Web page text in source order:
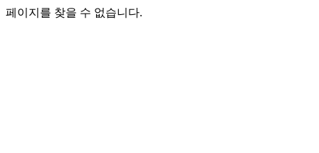
페이지를 찾을 수 없습니다.